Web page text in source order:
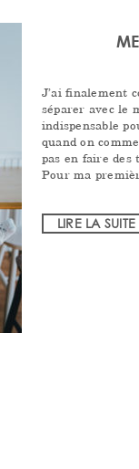
J’ai finalement
séparer avec le
indispensable
quand on
pas en faire
Pour ma
LIRE LA SUITE